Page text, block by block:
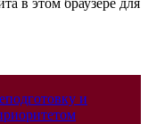
в этом браузере для
и